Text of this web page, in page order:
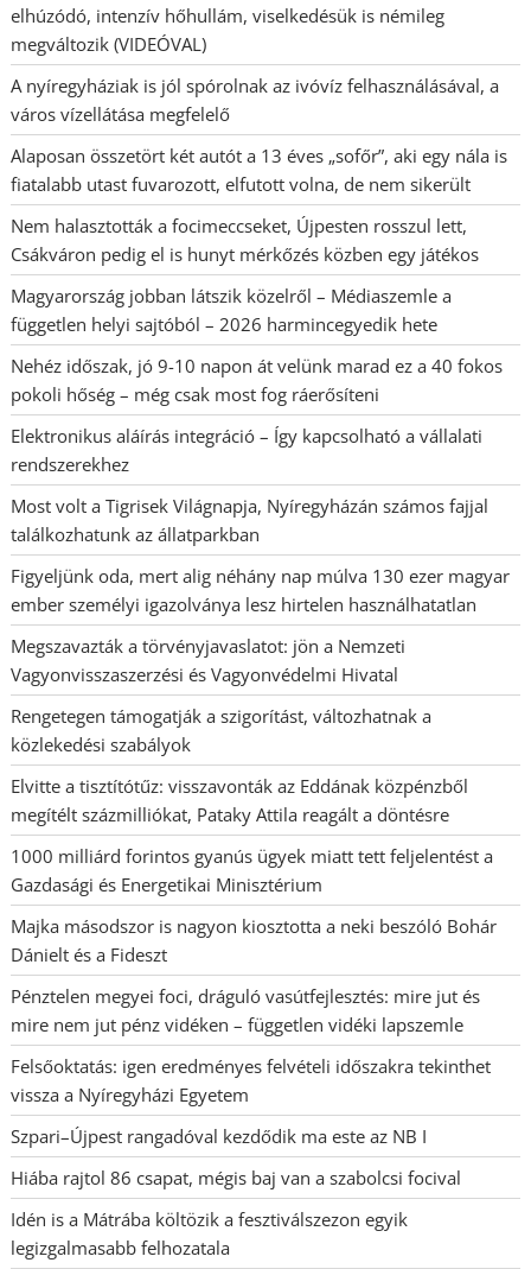
elhúzódó, intenzív hőhullám, viselkedésük is némileg
megváltozik (VIDEÓVAL)
A nyíregyháziak is jól spórolnak az ivóvíz felhasználásával, a
város vízellátása megfelelő
Alaposan összetört két autót a 13 éves „sofőr”, aki egy nála is
fiatalabb utast fuvarozott, elfutott volna, de nem sikerült
Nem halasztották a focimeccseket, Újpesten rosszul lett,
Csákváron pedig el is hunyt mérkőzés közben egy játékos
Magyarország jobban látszik közelről – Médiaszemle a
független helyi sajtóból – 2026 harmincegyedik hete
Nehéz időszak, jó 9-10 napon át velünk marad ez a 40 fokos
pokoli hőség – még csak most fog ráerősíteni
Elektronikus aláírás integráció – Így kapcsolható a vállalati
rendszerekhez
Most volt a Tigrisek Világnapja, Nyíregyházán számos fajjal
találkozhatunk az állatparkban
Figyeljünk oda, mert alig néhány nap múlva 130 ezer magyar
ember személyi igazolványa lesz hirtelen használhatatlan
Megszavazták a törvényjavaslatot: jön a Nemzeti
Vagyonvisszaszerzési és Vagyonvédelmi Hivatal
Rengetegen támogatják a szigorítást, változhatnak a
közlekedési szabályok
Elvitte a tisztítótűz: visszavonták az Eddának közpénzből
megítélt százmilliókat, Pataky Attila reagált a döntésre
1000 milliárd forintos gyanús ügyek miatt tett feljelentést a
Gazdasági és Energetikai Minisztérium
Majka másodszor is nagyon kiosztotta a neki beszóló Bohár
Dánielt és a Fideszt
Pénztelen megyei foci, dráguló vasútfejlesztés: mire jut és
mire nem jut pénz vidéken – független vidéki lapszemle
Felsőoktatás: igen eredményes felvételi időszakra tekinthet
vissza a Nyíregyházi Egyetem
Szpari–Újpest rangadóval kezdődik ma este az NB I
Hiába rajtol 86 csapat, mégis baj van a szabolcsi focival
Idén is a Mátrába költözik a fesztiválszezon egyik
legizgalmasabb felhozatala